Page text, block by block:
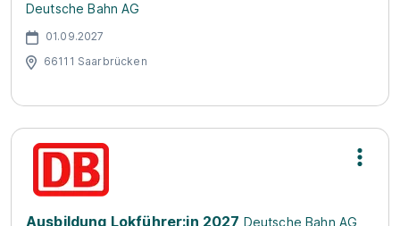
Deutsche Bahn AG
01.09.2027
66111 Saarbrücken
Ausbildung Lokführer:in 2027 Deutsche Bahn AG